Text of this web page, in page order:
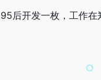
95后开发一枚，工作